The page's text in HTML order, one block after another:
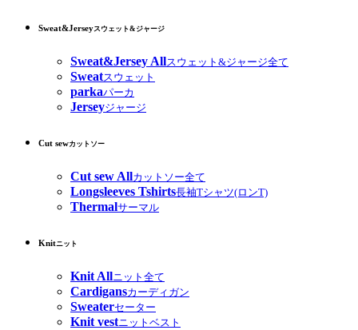
Sweat&Jerseyスウェット&ジャージ
Sweat&Jersey Allスウェット&ジャージ全て
Sweatスウェット
parkaパーカ
Jerseyジャージ
Cut sewカットソー
Cut sew Allカットソー全て
Longsleeves Tshirts長袖Tシャツ(ロンT)
Thermalサーマル
Knitニット
Knit Allニット全て
Cardigansカーディガン
Sweaterセーター
Knit vestニットベスト